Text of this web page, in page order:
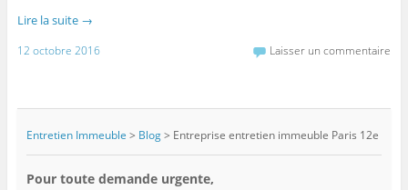
Lire la suite →
12 octobre 2016 Laisser un commentaire
Entretien Immeuble > Blog> Entreprise entretien immeuble Paris 12e
Pour toute demande urgente,